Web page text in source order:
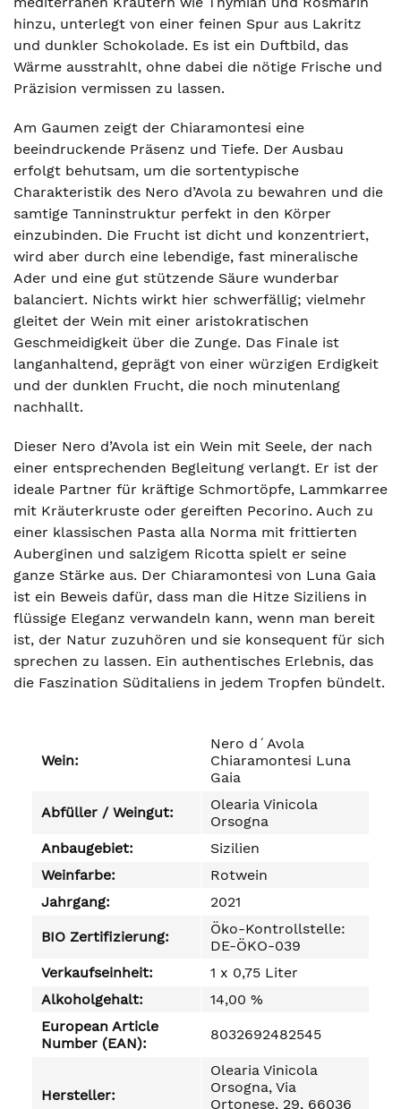
hinzu, unterlegt von einer feinen Spur aus Lakritz
und dunkler Schokolade. Es ist ein Duftbild, das
Wärme ausstrahlt, ohne dabei die nötige Frische und
Präzision vermissen zu lassen.
Am Gaumen zeigt der Chiaramontesi eine
beeindruckende Präsenz und Tiefe. Der Ausbau
erfolgt behutsam, um die sortentypische
Charakteristik des Nero d’Avola zu bewahren und die
samtige Tanninstruktur perfekt in den Körper
einzubinden. Die Frucht ist dicht und konzentriert,
wird aber durch eine lebendige, fast mineralische
Ader und eine gut stützende Säure wunderbar
balanciert. Nichts wirkt hier schwerfällig; vielmehr
gleitet der Wein mit einer aristokratischen
Geschmeidigkeit über die Zunge. Das Finale ist
langanhaltend, geprägt von einer würzigen Erdigkeit
und der dunklen Frucht, die noch minutenlang
nachhallt.
Dieser Nero d’Avola ist ein Wein mit Seele, der nach
einer entsprechenden Begleitung verlangt. Er ist der
ideale Partner für kräftige Schmortöpfe, Lammkarree
mit Kräuterkruste oder gereiften Pecorino. Auch zu
einer klassischen Pasta alla Norma mit frittierten
Auberginen und salzigem Ricotta spielt er seine
ganze Stärke aus. Der Chiaramontesi von Luna Gaia
ist ein Beweis dafür, dass man die Hitze Siziliens in
flüssige Eleganz verwandeln kann, wenn man bereit
ist, der Natur zuzuhören und sie konsequent für sich
sprechen zu lassen. Ein authentisches Erlebnis, das
die Faszination Süditaliens in jedem Tropfen bündelt.
Wein:
Nero d´Avola
Chiaramontesi Luna
Gaia
Abfüller / Weingut:
Olearia Vinicola
Orsogna
Anbaugebiet:
Sizilien
Weinfarbe:
Rotwein
Jahrgang:
2021
BIO Zertifizierung:
Öko-Kontrollstelle:
DE-ÖKO-039
Verkaufseinheit:
1 x 0,75 Liter
Alkoholgehalt:
14,00 %
European Article
Number (EAN):
8032692482545
Hersteller:
Olearia Vinicola
Orsogna, Via
Ortonese, 29, 66036